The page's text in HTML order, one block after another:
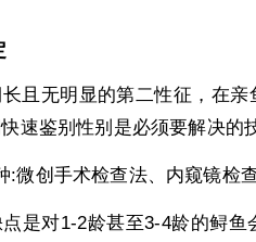
且无明显的第二性征，在
速鉴别性别是必须要解决的
:微创手术检查法、内窥镜检
是对1-2龄甚至3-4龄的鲟